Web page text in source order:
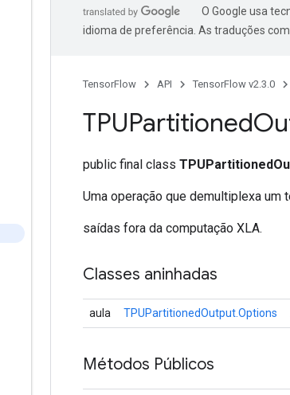
O Google usa
idioma de preferência. As traduções
TensorFlow API TensorFlow v2.3.0
TPUPartitioned
public final class
Uma operação que demultiplexa
saídas fora da computação XLA.
Classes aninhadas
aula TPUPartitionedOutput.Options
Métodos Públicos